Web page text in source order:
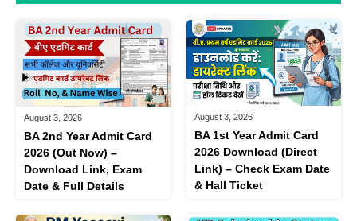
August 3, 2026
BA 2nd Year Admit Card
2026 (Out Now) –
Download Link, Exam
Date & Full Details
August 3, 2026
BA 1st Year Admit Card
2026 Download (Direct
Link) – Check Exam Date
& Hall Ticket